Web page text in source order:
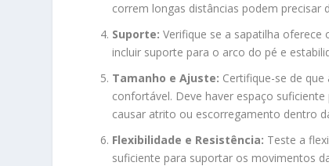
correm longas distâncias podem
Suporte: Verifique se a sapatilha
incluir suporte para o arco do pé e
Tamanho e Ajuste: Certifique-se de
confortável. Deve haver espaço
causar atrito ou escorregamento dentro
Flexibilidade e Resistência: Teste a
suficiente para suportar os movimentos